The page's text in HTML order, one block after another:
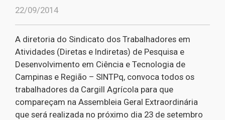
22/09/2014
A diretoria do Sindicato dos Trabalhadores em
Atividades (Diretas e Indiretas) de Pesquisa e
Desenvolvimento em Ciência e Tecnologia de
Campinas e Região – SINTPq, convoca todos os
trabalhadores da Cargill Agrícola para que
compareçam na Assembleia Geral Extraordinária
que será realizada no próximo dia 23 de setembro